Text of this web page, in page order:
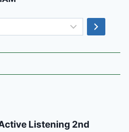
Listening 2nd